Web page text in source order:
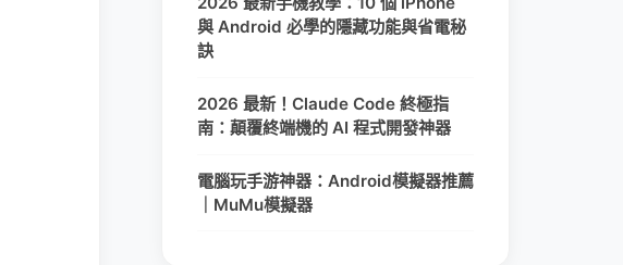
與 Android 必學的隱藏功能與省電秘
訣
2026 最新！Claude Code 終極指
南：顛覆終端機的 AI 程式開發神器
電腦玩手游神器：Android模擬器推薦
｜MuMu模擬器